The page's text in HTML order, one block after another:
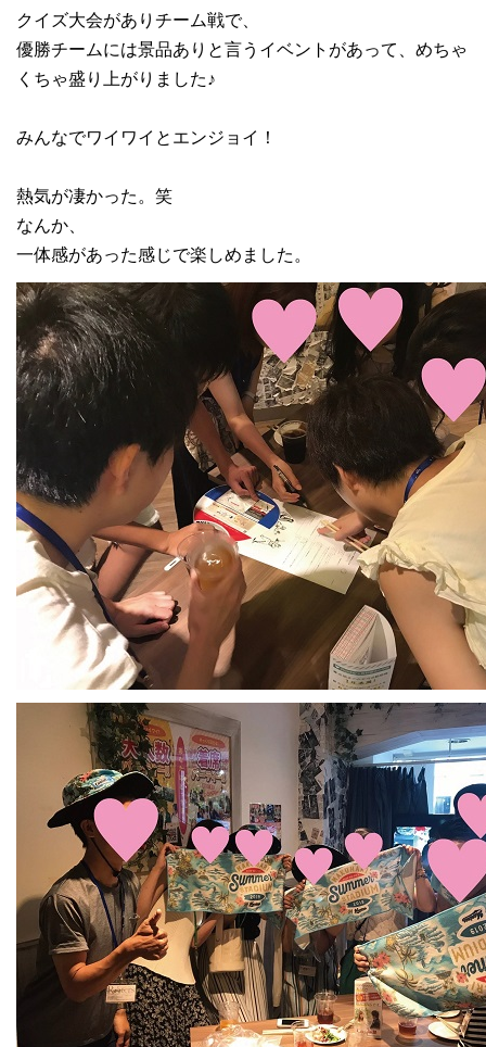
クイズ大会がありチーム戦で、
優勝チームには景品ありと言うイベントがあって、めちゃ
くちゃ盛り上がりました♪
みんなでワイワイとエンジョイ！
熱気が凄かった。笑
なんか、
一体感があった感じで楽しめました。